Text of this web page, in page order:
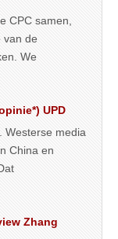
CPC samen,
van de
We
UPD
Westerse media
China en
Zhang